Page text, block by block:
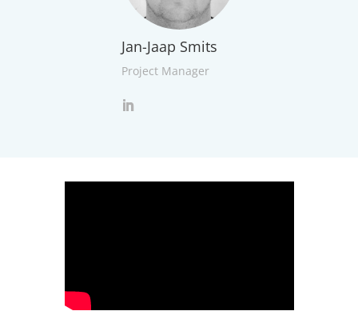
Jan-Jaap Smits
Project Manager